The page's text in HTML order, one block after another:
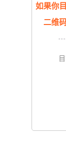
如果你
二维